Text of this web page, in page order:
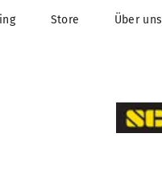
Store Über uns